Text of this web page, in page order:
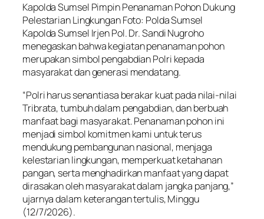
Kapolda Sumsel Pimpin Penanaman Pohon Dukung
Pelestarian Lingkungan Foto: Polda Sumsel
Kapolda Sumsel Irjen Pol. Dr. Sandi Nugroho
menegaskan bahwa kegiatan penanaman pohon
merupakan simbol pengabdian Polri kepada
masyarakat dan generasi mendatang.
“Polri harus senantiasa berakar kuat pada nilai-nilai
Tribrata, tumbuh dalam pengabdian, dan berbuah
manfaat bagi masyarakat. Penanaman pohon ini
menjadi simbol komitmen kami untuk terus
mendukung pembangunan nasional, menjaga
kelestarian lingkungan, memperkuat ketahanan
pangan, serta menghadirkan manfaat yang dapat
dirasakan oleh masyarakat dalam jangka panjang,”
ujarnya dalam keterangan tertulis, Minggu
(12/7/2026).